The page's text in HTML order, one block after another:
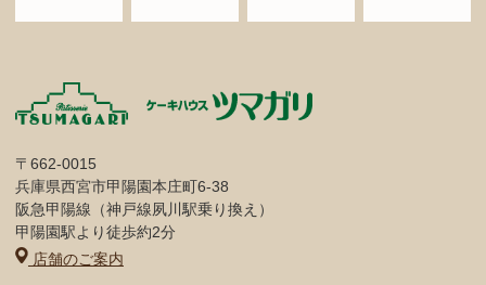
〒662-0015
兵庫県西宮市甲陽園本庄町6-38
阪急甲陽線（神戸線夙川駅乗り換え）
甲陽園駅より徒歩約2分
店舗のご案内